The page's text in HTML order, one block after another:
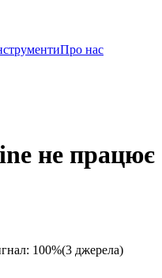
Про нас
не працює
100%(3 джерела)